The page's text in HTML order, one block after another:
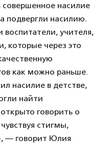
совершенное насилие
подвергли насилию.
учителя,
которые через это
как можно раньше.
насилие в детстве,
найти
говорить о
стигмы,
— говорит Юлия